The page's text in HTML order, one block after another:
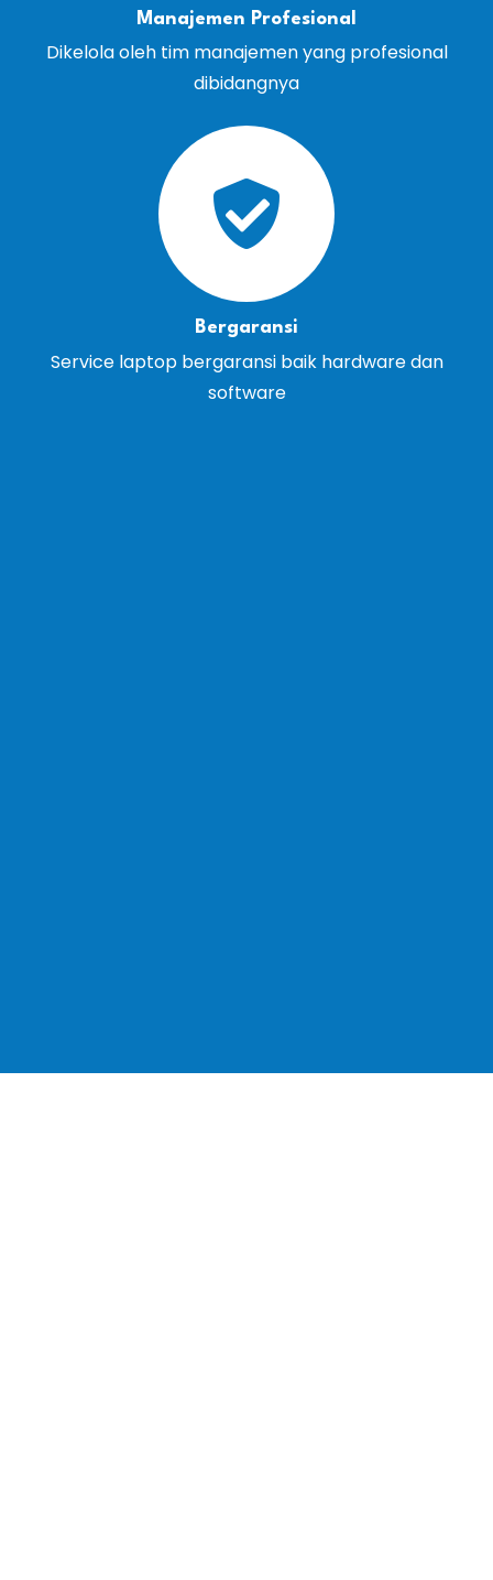
Manajemen Profesional
Dikelola oleh tim manajemen yang profesional
dibidangnya
Bergaransi
Service laptop bergaransi baik hardware dan
software